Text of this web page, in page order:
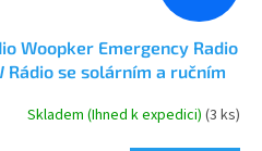
Woopker Emergency Radio
se solárním a ručním
Skladem (Ihned k expedici)(3 ks)